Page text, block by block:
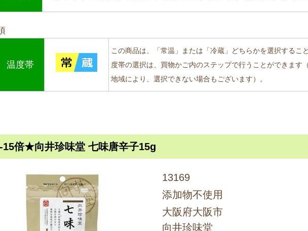
温度帯
この商品は、「常温」または「冷蔵」どちらかを選択するこ
度帯の選択は、買物かご内のステップで行うことができます
地域により、選択できない場合もございます）。
15倍★向井珍味堂 七味唐辛子15g
13169
添加物不使用
大阪府大阪市
向井珍味堂